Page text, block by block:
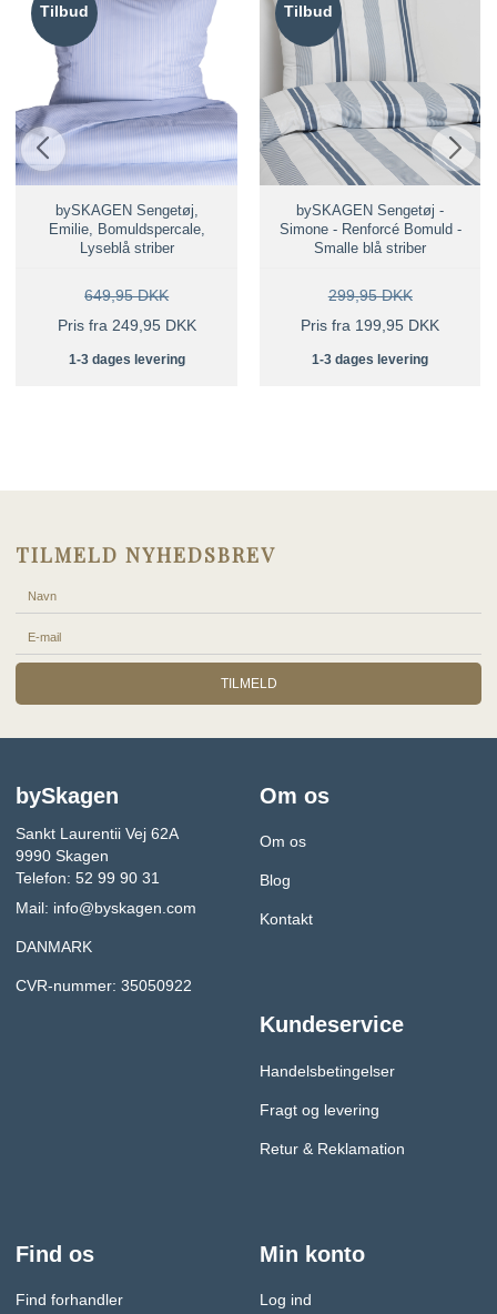
Tilbud
bySKAGEN Sengetøj,
Emilie, Bomuldspercale,
Lyseblå striber
649,95 DKK
Pris fra 249,95 DKK
1-3 dages levering
Tilbud
bySKAGEN Sengetøj -
Simone - Renforcé Bomuld -
Smalle blå striber
299,95 DKK
Pris fra 199,95 DKK
1-3 dages levering
TILMELD NYHEDSBREV
TILMELD
bySkagen
Sankt Laurentii Vej 62A
9990 Skagen
Telefon: 52 99 90 31
Mail: info@byskagen.com
DANMARK
CVR-nummer: 35050922
Om os
Om os
Blog
Kontakt
Kundeservice
Handelsbetingelser
Fragt og levering
Retur & Reklamation
Find os
Find forhandler
Min konto
Log ind